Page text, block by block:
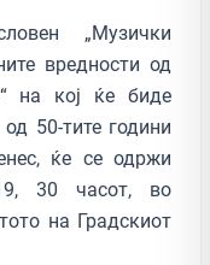
„Музички
вредности од
на кој ќе биде
50-тите години
ќе се одржи
30 часот, во
на Градскиот